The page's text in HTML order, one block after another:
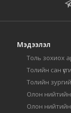
Мэдээлэл
Толь зохиох
Толийн сан
Толийн
Олон нийтийн
Олон